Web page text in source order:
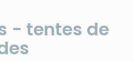
- tentes de